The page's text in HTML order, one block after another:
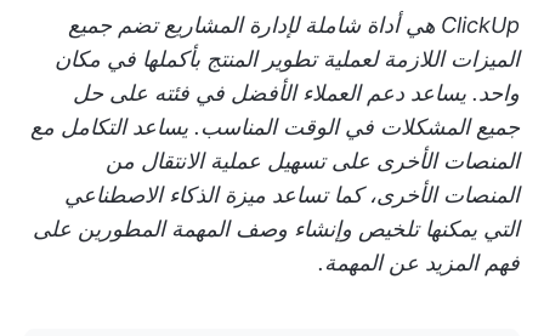
ClickUp هي أداة شاملة لإدارة المشاريع تضم جميع
الميزات اللازمة لعملية تطوير المنتج بأكملها في مكان
واحد. يساعد دعم العملاء الأفضل في فئته على حل
جميع المشكلات في الوقت المناسب. يساعد التكامل مع
المنصات الأخرى على تسهيل عملية الانتقال من
المنصات الأخرى، كما تساعد ميزة الذكاء الاصطناعي
التي يمكنها تلخيص وإنشاء وصف المهمة المطورين على
فهم المزيد عن المهمة.